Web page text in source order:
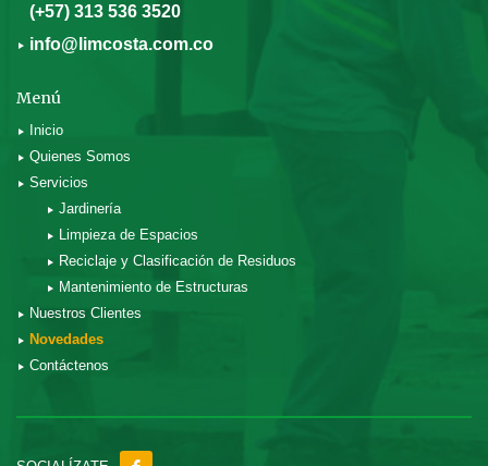
(+57) 313 536 3520
info@limcosta.com.co
Menú
Inicio
Quienes Somos
Servicios
Jardinería
Limpieza de Espacios
Reciclaje y Clasificación de Residuos
Mantenimiento de Estructuras
Nuestros Clientes
Novedades
Contáctenos